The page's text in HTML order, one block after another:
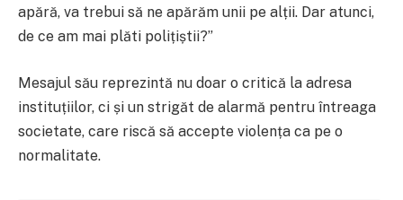
apără, va trebui să ne apărăm unii pe alții. Dar atunci,
de ce am mai plăti polițiștii?”
Mesajul său reprezintă nu doar o critică la adresa
instituțiilor, ci și un strigăt de alarmă pentru întreaga
societate, care riscă să accepte violența ca pe o
normalitate.